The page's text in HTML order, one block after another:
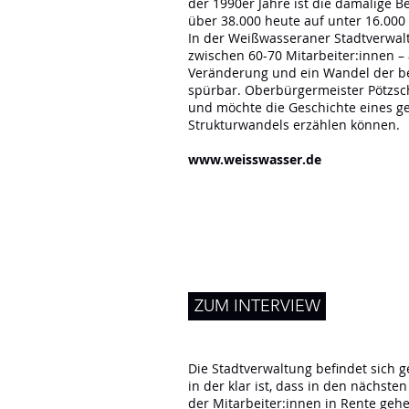
über 38.000 heute auf unter
In der Weißwasseraner
zwischen 60-70 Mitarbeiter:innen
Veränderung und ein Wandel der
spürbar. Oberbürgermeister
und möchte die Geschichte eines
Strukturwandels erzählen können.
www.weisswasser.de
ZUM INTERVIEW
Die Stadtverwaltung befindet sich
in der klar ist, dass in den
der Mitarbeiter:innen in Rente